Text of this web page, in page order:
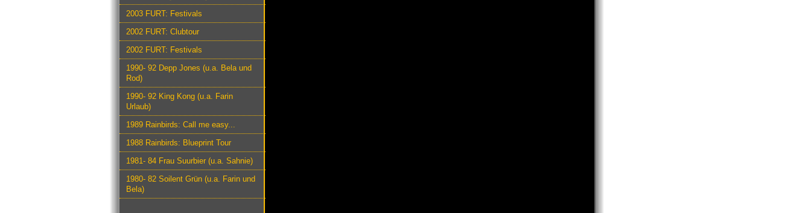
2003 FURT: Festivals
2002 FURT: Clubtour
2002 FURT: Festivals
1990- 92 Depp Jones (u.a. Bela und
Rod)
1990- 92 King Kong (u.a. Farin
Urlaub)
1989 Rainbirds: Call me easy...
1988 Rainbirds: Blueprint Tour
1981- 84 Frau Suurbier (u.a. Sahnie)
1980- 82 Soilent Grün (u.a. Farin und
Bela)